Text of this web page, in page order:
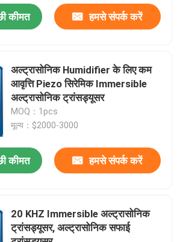
करें
ट्रांसड्यूसर
ट्रांसड्यूसर
कीमत हमसे संपर्क करें
अल्ट्रासोनिक Humidifier के लिए कम
आवृत्ति Piezo सिरेमिक Immersible
अल्ट्रासोनिक ट्रांसड्यूसर
MOQ：1pcs
मूल्य：$2000-3000
कीमत हमसे संपर्क करें
20 KHZ Immersible अल्ट्रासोनिक
ट्रांसड्यूसर, अल्ट्रासोनिक सफाई